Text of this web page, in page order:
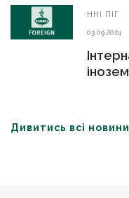
ННІ ПІГ
03.09.2024
Дивитись всі